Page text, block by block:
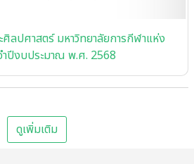
าปีงบประมาณ พ.ศ. 2568
ดูเพิ่มเติม